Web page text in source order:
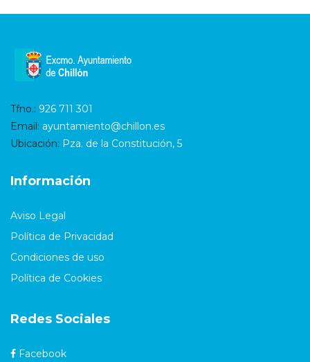
Tfno.: 926 711 301
Email: ayuntamiento@chillon.es
Ubicación: Pza. de la Constitución, 5
Información
Aviso Legal
Política de Privacidad
Condiciones de uso
Política de Cookies
Redes Sociales
Facebook